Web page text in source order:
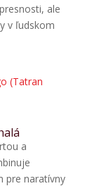
ale
v ľudskom
(Tatran
a
pre naratívny